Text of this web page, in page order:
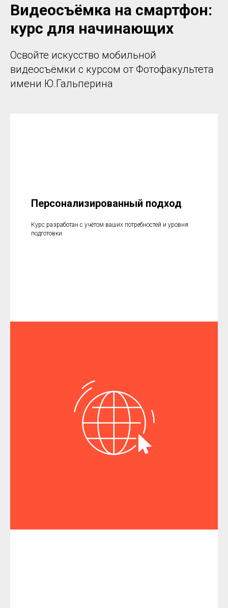
Видеосъёмка на смартфон:
курс для начинающих
Освойте искусство мобильной
видеосъёмки с курсом от Фотофакультета
имени Ю.Гальперина
Персонализированный подход
Курс разработан с учётом ваших потребностей и уровня
подготовки